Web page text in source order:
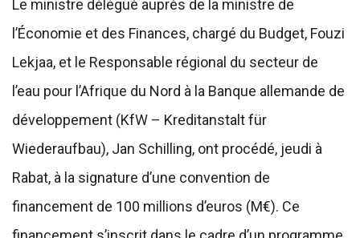
Le ministre délégué auprès de la ministre de
l’Économie et des Finances, chargé du Budget, Fouzi
Lekjaa, et le Responsable régional du secteur de
l’eau pour l’Afrique du Nord à la Banque allemande de
développement (KfW – Kreditanstalt für
Wiederaufbau), Jan Schilling, ont procédé, jeudi à
Rabat, à la signature d’une convention de
financement de 100 millions d’euros (M€). Ce